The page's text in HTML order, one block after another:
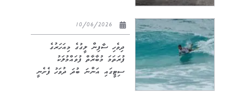
ދިވެހި ސާފިން ލީގުގެ މިއަހަރުގެ
ފުރަތަމަ މުބާރާތް ފުވައްމުލަކު
ސިޓީގައި އަންނަ ބުދަ ދުވަހު ފެށެނީ